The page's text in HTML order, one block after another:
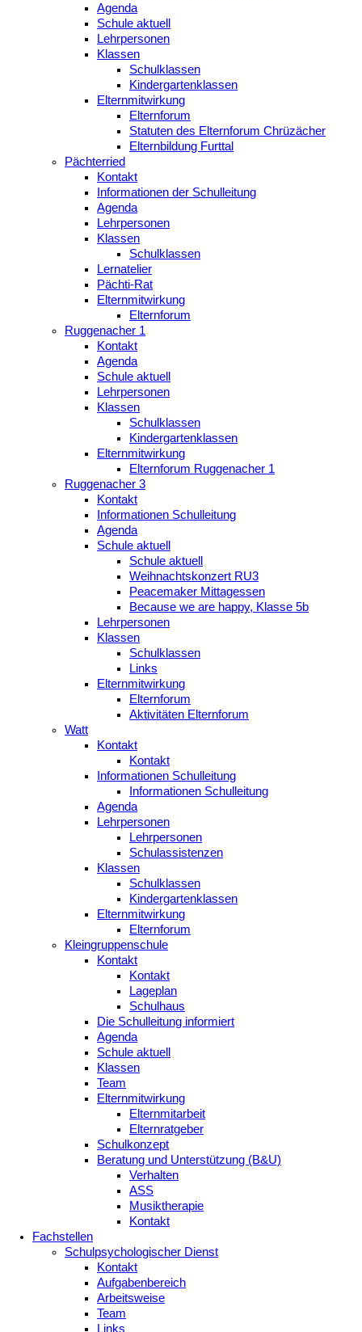
Agenda
Schule aktuell
Lehrpersonen
Klassen
Schulklassen
Kindergartenklassen
Elternmitwirkung
Elternforum
Statuten des Elternforum Chrüzächer
Elternbildung Furttal
Pächterried
Kontakt
Informationen der Schulleitung
Agenda
Lehrpersonen
Klassen
Schulklassen
Lernatelier
Pächti-Rat
Elternmitwirkung
Elternforum
Ruggenacher 1
Kontakt
Agenda
Schule aktuell
Lehrpersonen
Klassen
Schulklassen
Kindergartenklassen
Elternmitwirkung
Elternforum Ruggenacher 1
Ruggenacher 3
Kontakt
Informationen Schulleitung
Agenda
Schule aktuell
Schule aktuell
Weihnachtskonzert RU3
Peacemaker Mittagessen
Because we are happy, Klasse 5b
Lehrpersonen
Klassen
Schulklassen
Links
Elternmitwirkung
Elternforum
Aktivitäten Elternforum
Watt
Kontakt
Kontakt
Informationen Schulleitung
Informationen Schulleitung
Agenda
Lehrpersonen
Lehrpersonen
Schulassistenzen
Klassen
Schulklassen
Kindergartenklassen
Elternmitwirkung
Elternforum
Kleingruppenschule
Kontakt
Kontakt
Lageplan
Schulhaus
Die Schulleitung informiert
Agenda
Schule aktuell
Klassen
Team
Elternmitwirkung
Elternmitarbeit
Elternratgeber
Schulkonzept
Beratung und Unterstützung (B&U)
Verhalten
ASS
Musiktherapie
Kontakt
Fachstellen
Schulpsychologischer Dienst
Kontakt
Aufgabenbereich
Arbeitsweise
Team
Links